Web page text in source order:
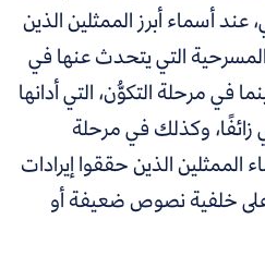
أسماء أبرز الممثلين الذين
التي يتحدث عنها في
في مرحلة التكوُّن، التي أدانها
زائفًا، وكذلك في مرحلة
الممثلين الذين حققوا إيرادات
على خلفية نصوص ضعيفة أو